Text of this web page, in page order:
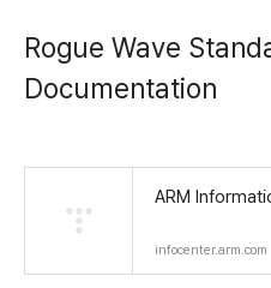
Rogue Wave
Documentation
ARM
infocenter.arm.com